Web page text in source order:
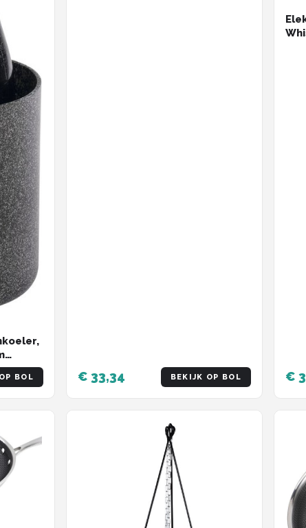
BOL € 33,34 BEKIJK OP BOL €